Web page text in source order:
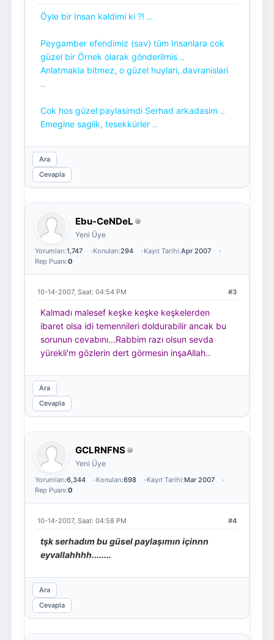
Öyle bir Insan kaldimi ki ?! ..
Peygamber efendimiz (sav) tüm Insanlara cok
güzel bir Örnek olarak gönderilmis ..
Anlatmakla bitmez, o güzel huylari, davranislari
..
Cok hos güzel paylasimdi Serhad arkadasim ..
Emegine saglik, tesekkürler ..
Ara
Cevapla
Ebu-CeNDeL
Yeni Üye
Yorumları:1,747 Konuları:294 Kayıt Tarihi:Apr 2007
Rep Puanı:0
#3
10-14-2007, Saat: 04:54 PM
Kalmadı malesef keşke keşke keşkelerden
ibaret olsa idi temennileri doldurabilir ancak bu
sorunun cevabını...Rabbim razı olsun sevda
yürekli'm gözlerin dert görmesin inşaAllah..
Ara
Cevapla
GCLRNFNS
Yeni Üye
Yorumları:6,344 Konuları:698 Kayıt Tarihi:Mar 2007
Rep Puanı:0
#4
10-14-2007, Saat: 04:58 PM
tşk serhadım bu güsel paylaşımın içinnn
eyvallahhhh........
Ara
Cevapla